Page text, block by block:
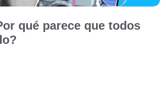
qué parece que todos